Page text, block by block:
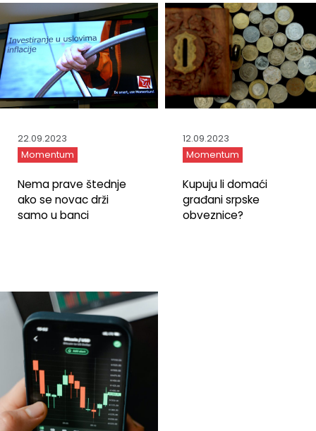
22.09.2023
Momentum
Nema prave štednje
ako se novac drži
samo u banci
12.09.2023
Momentum
Kupuju li domaći
građani srpske
obveznice?